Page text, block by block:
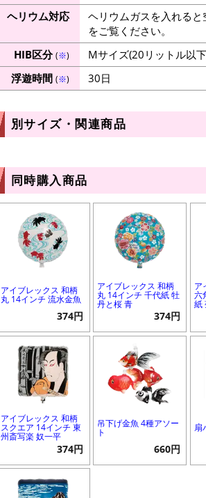
ヘリウム対応
ヘリウムガスを入れる
をご覧ください。
HIB区分(※)
Mサイズ(20リットル以
浮遊時間 (※) 30日
別サイズ・関連商品
同時購入商品
アイブレックス 和柄
丸 14インチ 流水金魚
374円
アイブレックス 和柄
丸 14インチ 千代紙 牡
丹と桜 青
374円
ア
六
紙
アイブレックス 和柄
スクエア 14インチ 東
州斎写楽 奴一平
374円
吊下げ金魚 4種アソー
ト
660円
扇